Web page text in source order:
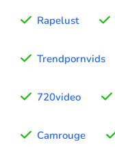
Rapelust
Trendpornvids
720video
Camrouge